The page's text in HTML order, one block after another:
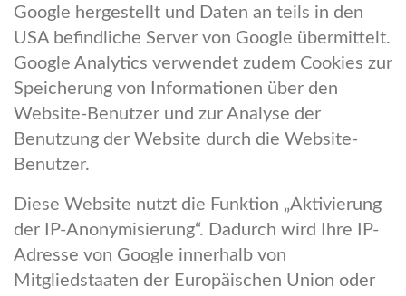
Google hergestellt und Daten an teils in den
USA befindliche Server von Google übermittelt.
Google Analytics verwendet zudem Cookies zur
Speicherung von Informationen über den
Website-Benutzer und zur Analyse der
Benutzung der Website durch die Website-
Benutzer.
Diese Website nutzt die Funktion „Aktivierung
der IP-Anonymisierung“. Dadurch wird Ihre IP-
Adresse von Google innerhalb von
Mitgliedstaaten der Europäischen Union oder